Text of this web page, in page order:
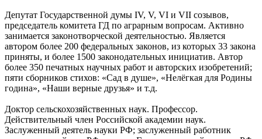
Депутат Государственной думы IV, V, VI и VII созывов,
председатель комитета ГД по аграрным вопросам. Активно
занимается законотворческой деятельностью. Является
автором более 200 федеральных законов, из которых 33 закона
приняты, и более 1500 законодательных инициатив. Автор
более 350 печатных научных работ и авторских изобретений;
пяти сборников стихов: «Сад в душе», «Нелёгкая для Родины
година», «Наши верные друзья» и т.д.
Доктор сельскохозяйственных наук. Профессор.
Действительный член Российской академии наук.
Заслуженный деятель науки РФ; заслуженный работник